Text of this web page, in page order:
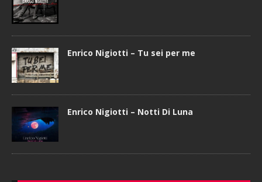
Enrico Nigiotti – Tu sei per me
Enrico Nigiotti – Notti Di Luna